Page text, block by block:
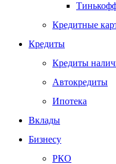
Кредитные
Кредиты
Кредиты
Автокредиты
Ипотека
Вклады
Бизнесу
РКО